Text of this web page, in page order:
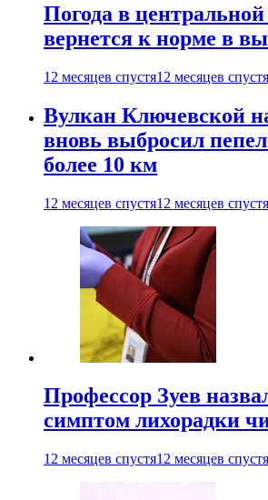
Погода в
вернется к норме в
12 месяцев спустя12 месяцев спустя
Вулкан Ключевской
вновь выбросил
более 10 км
12 месяцев спустя12 месяцев спустя
Профессор Зуев
симптом лихорадки
12 месяцев спустя12 месяцев спустя